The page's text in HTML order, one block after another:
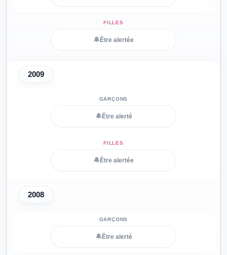
🔔 Être alertée
2009
🔔 Être alerté
🔔 Être alertée
2008
🔔 Être alerté